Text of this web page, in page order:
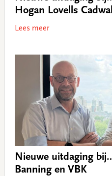
Hogan Lovells
Lees meer
Nieuwe uitdaging
Banning en VBK